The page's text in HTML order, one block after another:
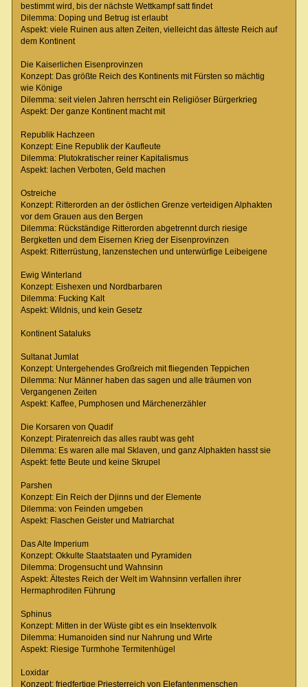
bestimmt wird, bis der nächste Wettkampf satt findet
Dilemma: Doping und Betrug ist erlaubt
Aspekt: viele Ruinen aus alten Zeiten, vielleicht das älteste Reich auf
dem Kontinent
Die Kaiserlichen Eisenprovinzen
Konzept: Das größte Reich des Kontinents mit Fürsten so mächtig
wie Könige
Dilemma: seit vielen Jahren herrscht ein Religiöser Bürgerkrieg
Aspekt: Der ganze Kontinent macht mit
Republik Hachzeen
Konzept: Eine Republik der Kaufleute
Dilemma: Plutokratischer reiner Kapitalismus
Aspekt: lachen Verboten, Geld machen
Ostreiche
Konzept: Ritterorden an der östlichen Grenze verteidigen Alphakten
vor dem Grauen aus den Bergen
Dilemma: Rückständige Ritterorden abgetrennt durch riesige
Bergketten und dem Eisernen Krieg der Eisenprovinzen
Aspekt: Ritterrüstung, lanzenstechen und unterwürfige Leibeigene
Ewig Winterland
Konzept: Eishexen und Nordbarbaren
Dilemma: Fucking Kalt
Aspekt: Wildnis, und kein Gesetz
Kontinent Sataluks
Sultanat Jumlat
Konzept: Untergehendes Großreich mit fliegenden Teppichen
Dilemma: Nur Männer haben das sagen und alle träumen von
Vergangenen Zeiten
Aspekt: Kaffee, Pumphosen und Märchenerzähler
Die Korsaren von Quadif
Konzept: Piratenreich das alles raubt was geht
Dilemma: Es waren alle mal Sklaven, und ganz Alphakten hasst sie
Aspekt: fette Beute und keine Skrupel
Parshen
Konzept: Ein Reich der Djinns und der Elemente
Dilemma: von Feinden umgeben
Aspekt: Flaschen Geister und Matriarchat
Das Alte Imperium
Konzept: Okkulte Staatstaaten und Pyramiden
Dilemma: Drogensucht und Wahnsinn
Aspekt: Ältestes Reich der Welt im Wahnsinn verfallen ihrer
Hermaphroditen Führung
Sphinus
Konzept: Mitten in der Wüste gibt es ein Insektenvolk
Dilemma: Humanoiden sind nur Nahrung und Wirte
Aspekt: Riesige Turmhohe Termitenhügel
Loxidar
Konzept: friedfertige Priesterreich von Elefantenmenschen